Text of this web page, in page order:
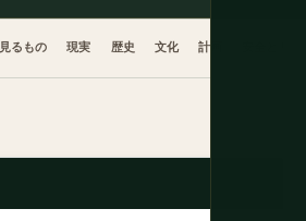
見るもの 現実 歴史 文化 計画